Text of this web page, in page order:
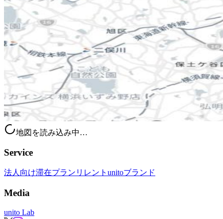
地図を読み込み中…
Service
法人向け滞在プラン リレント unitoブランド
Media
unito Lab